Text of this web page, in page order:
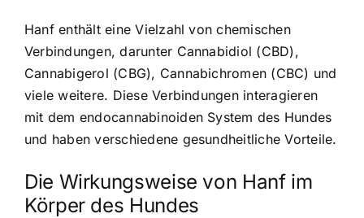
Hanf enthält eine Vielzahl von chemischen
Verbindungen, darunter Cannabidiol (CBD),
Cannabigerol (CBG), Cannabichromen (CBC) und
viele weitere. Diese Verbindungen interagieren
mit dem endocannabinoiden System des Hundes
und haben verschiedene gesundheitliche Vorteile.
Die Wirkungsweise von Hanf im
Körper des Hundes